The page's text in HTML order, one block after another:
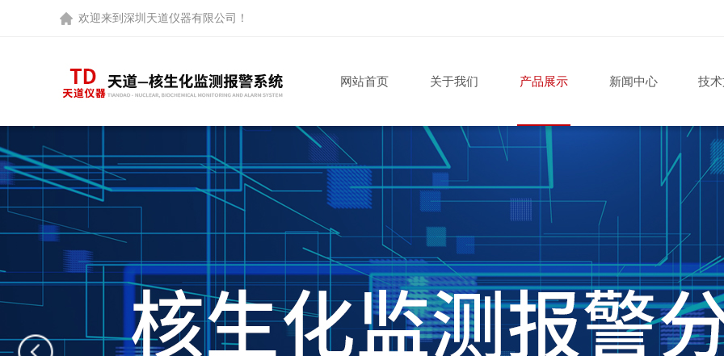
欢迎来到 深圳天道仪器有限公司 ！
网站首页 关于我们 产品展示 新闻中心 技